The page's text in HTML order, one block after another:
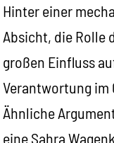
Hinter einer
Absicht, die Rolle
großen Einfluss
Verantwortung im
Ähnliche
eine Sahra